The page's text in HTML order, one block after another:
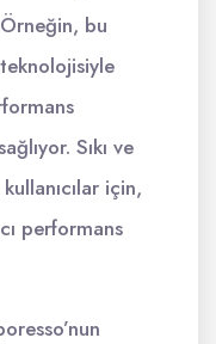
bu
Sıkı ve
için,
performans